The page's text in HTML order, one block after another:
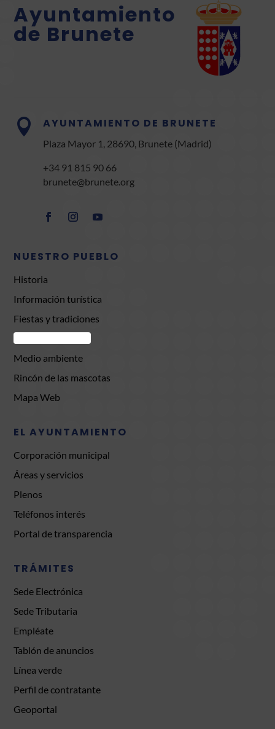
Ayuntamiento
de Brunete
 AYUNTAMIENTO DE BRUNETE
Plaza Mayor 1, 28690, Brunete (Madrid)
+34 91 815 90 66
brunete@brunete.org
NUESTRO PUEBLO
Historia
Información turística
Fiestas y tradiciones
Medio ambiente
Rincón de las mascotas
Mapa Web
EL AYUNTAMIENTO
Corporación municipal
Áreas y servicios
Plenos
Teléfonos interés
Portal de transparencia
TRÁMITES
Sede Electrónica
Sede Tributaria
Empléate
Tablón de anuncios
Línea verde
Perfil de contratante
Geoportal